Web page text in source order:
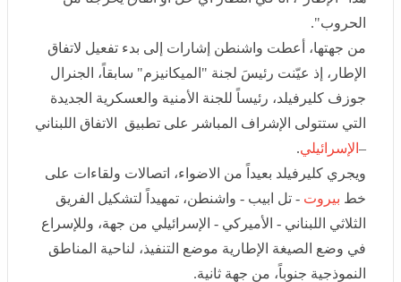
جوزف كليرفيلد، رئيساً للجنة الأمنية والعسكرية الجديدة التي
ستتولى الإشراف المباشر على تطبيق الاتفاق اللبناني –
الإسرائيلي
ويجري كليرفيلد بعيداً من الاضواء، اتصالات ولقاءات على
خط
- تل ابيب - واشنطن، تمهيداً لتشكيل الفريق
الثلاثي اللبناني - الأميركي - الإسرائيلي من جهة، وللإسراع
في وضع الصيغة الإطارية موضع التنفيذ، لناحية المناطق
النموذجية جنوباً، من جهة ثانية.
وقالت مصادر وزارية إن اتصالات تجري على أكثر من
مستوى لتشكيل اللجنة الثلاثية التي تضم
الولايات المتحدة
ولبنان وإسرائيل، برئاسة أميركية، تتولى الإشراف على